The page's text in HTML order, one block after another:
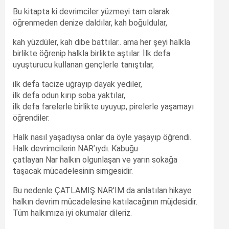
Bu kitapta ki devrimciler yüzmeyi tam olarak
öğrenmeden denize daldılar, kah boğuldular,
kah yüzdüler, kah dibe battılar.. ama her şeyi halkla
birlikte öğrenip halkla birlikte aştılar. İlk defa
uyuşturucu kullanan gençlerle tanıştılar,
ilk defa tacize uğrayıp dayak yediler,
ilk defa odun kırıp soba yaktılar,
ilk defa farelerle birlikte uyuyup, pirelerle yaşamayı
öğrendiler.
Halk nasıl yaşadıysa onlar da öyle yaşayıp öğrendi.
Halk devrimcilerin NAR’ıydı. Kabuğu
çatlayan Nar halkın olgunlaşan ve yarın sokağa
taşacak mücadelesinin simgesidir.
Bu nedenle ÇATLAMIŞ NAR’IM da anlatılan hikaye
halkın devrim mücadelesine katılacağının müjdesidir.
Tüm halkımıza iyi okumalar dileriz.